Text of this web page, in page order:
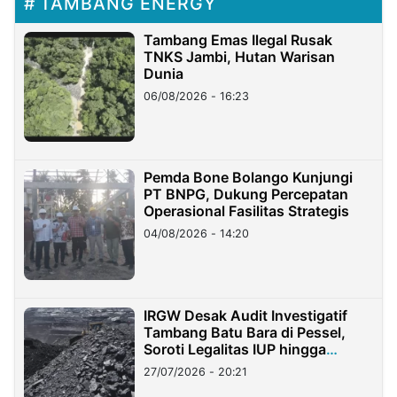
Tambang Emas Ilegal Rusak
TNKS Jambi, Hutan Warisan
Dunia
06/08/2026 - 16:23
Pemda Bone Bolango Kunjungi
PT BNPG, Dukung Percepatan
Operasional Fasilitas Strategis
04/08/2026 - 14:20
IRGW Desak Audit Investigatif
Tambang Batu Bara di Pessel,
Soroti Legalitas IUP hingga
Stockpile
27/07/2026 - 20:21